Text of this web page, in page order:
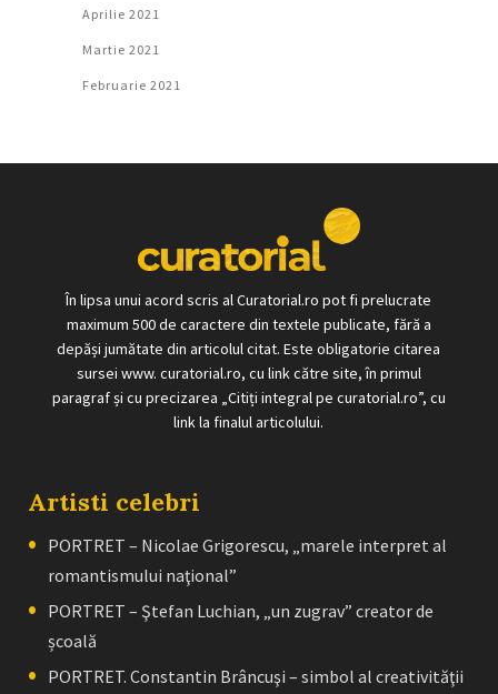
Aprilie 2021
Martie 2021
Februarie 2021
În lipsa unui acord scris al Curatorial.ro pot fi prelucrate
maximum 500 de caractere din textele publicate, fără a
depăși jumătate din articolul citat. Este obligatorie citarea
sursei www. curatorial.ro, cu link către site, în primul
paragraf și cu precizarea „Citiți integral pe curatorial.ro”, cu
link la finalul articolului.
Artisti celebri
PORTRET – Nicolae Grigorescu, „marele interpret al
romantismului naţional”
PORTRET – Ştefan Luchian, „un zugrav” creator de
școală
PORTRET. Constantin Brâncuşi – simbol al creativităţii